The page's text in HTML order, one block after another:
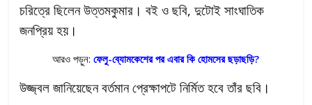
চরিত্রে ছিলেন উত্তমকুমার। বই ও ছবি, দুটোই সাংঘাতিক
জনপ্রিয় হয়।
আরও পড়ুন:ফেলু-ব্যোমকেশের পর এবার কি হোমসের ছড়াছড়ি?
উজ্জ্বল জানিয়েছেন বর্তমান প্রেক্ষাপটে নির্মিত হবে তাঁর ছবি।